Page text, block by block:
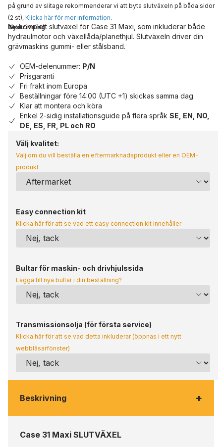
på grund av slitage rekommenderar vi att byta slutväxeln på båda sidor
(2 st), Klicka här för mer information.
Beskrivning
Ny komplett slutväxel för Case 31 Maxi, som inkluderar både
hydraulmotor och växellåda/planethjul. Slutväxeln driver din
grävmaskins gummi- eller stålsband.
OEM-delenummer: P/N
Prisgaranti
Fri frakt inom Europa
Beställningar före 14:00 (UTC +1) skickas samma dag
Klar att montera och köra
Enkel 2-sidig installationsguide på flera språk SE, EN, NO,
DE, ES, FR, PL och RO
Välj kvalitet:
Välj om du vill beställa en eftermarknadsprodukt eller en OEM-
produkt
Easy connection kit
Klicka här för att se vad ett easy connection kit innehåller
Bultar för maskin- och drivhjulssida
Lägga till nya bultar i din beställning?
Transmissionsolja (för första service)
Klicka här för att se vad detta inkluderar (öppnas i ett nytt
webbläsarfönster)
Beskrivning +
Case 31 Maxi SLUTVÄXEL